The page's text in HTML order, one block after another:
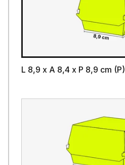
L 8,9 x A 8,4 x P 8,9 cm (P)